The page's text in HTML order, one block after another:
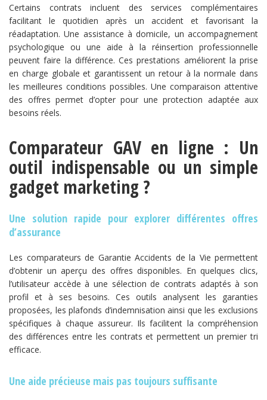
Certains contrats incluent des services complémentaires
facilitant le quotidien après un accident et favorisant la
réadaptation. Une assistance à domicile, un accompagnement
psychologique ou une aide à la réinsertion professionnelle
peuvent faire la différence. Ces prestations améliorent la prise
en charge globale et garantissent un retour à la normale dans
les meilleures conditions possibles. Une comparaison attentive
des offres permet d’opter pour une protection adaptée aux
besoins réels.
Comparateur GAV en ligne : Un
outil indispensable ou un simple
gadget marketing ?
Une solution rapide pour explorer différentes offres
d’assurance
Les comparateurs de Garantie Accidents de la Vie permettent
d’obtenir un aperçu des offres disponibles. En quelques clics,
l’utilisateur accède à une sélection de contrats adaptés à son
profil et à ses besoins. Ces outils analysent les garanties
proposées, les plafonds d’indemnisation ainsi que les exclusions
spécifiques à chaque assureur. Ils facilitent la compréhension
des différences entre les contrats et permettent un premier tri
efficace.
Une aide précieuse mais pas toujours suffisante